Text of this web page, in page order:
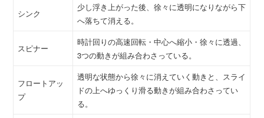
シンク
少し浮き上がった後、徐々に透明になりながら下
へ落ちて消える。
スピナー
時計回りの高速回転・中心へ縮小・徐々に透過、
3つの動きが組み合わさっている。
フロートアッ
プ
透明な状態から徐々に消えていく動きと、スライ
ドの上へゆっくり滑る動きが組み合わさってい
る。